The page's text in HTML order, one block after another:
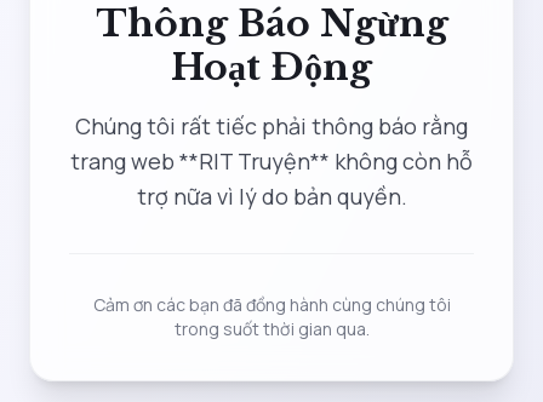
Thông Báo Ngừng
Hoạt Động
Chúng tôi rất tiếc phải thông báo rằng
trang web **RIT Truyện** không còn hỗ
trợ nữa vì lý do bản quyền.
Cảm ơn các bạn đã đồng hành cùng chúng tôi
trong suốt thời gian qua.